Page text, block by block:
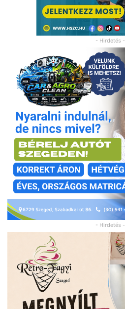
- Hirdetés -
- Hirdetés -